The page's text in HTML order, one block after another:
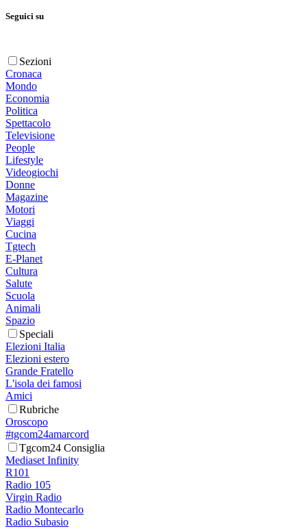
Seguici su
Sezioni
Cronaca
Mondo
Economia
Politica
Spettacolo
Televisione
People
Lifestyle
Videogiochi
Donne
Magazine
Motori
Viaggi
Cucina
Tgtech
E-Planet
Cultura
Salute
Scuola
Animali
Spazio
Speciali
Elezioni Italia
Elezioni estero
Grande Fratello
L'isola dei famosi
Amici
Rubriche
Oroscopo
#tgcom24amarcord
Tgcom24 Consiglia
Mediaset Infinity
R101
Radio 105
Virgin Radio
Radio Montecarlo
Radio Subasio